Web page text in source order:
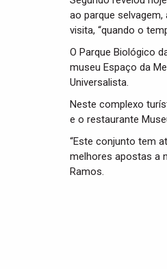
ao parque
visita, “quando o
O Parque Biológico
museu Espaço da
Universalista.
Neste complexo
e o restaurante
“Este conjunto tem
melhores apostas a
Ramos.